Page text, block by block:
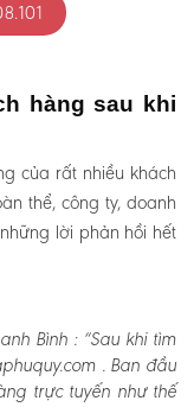
hàng sau khi
của rất nhiều khách
thể, công ty, doanh
lời phản hồi hết
Bình :“Sau khi tìm
. Ban đầu
trực tuyến như thế